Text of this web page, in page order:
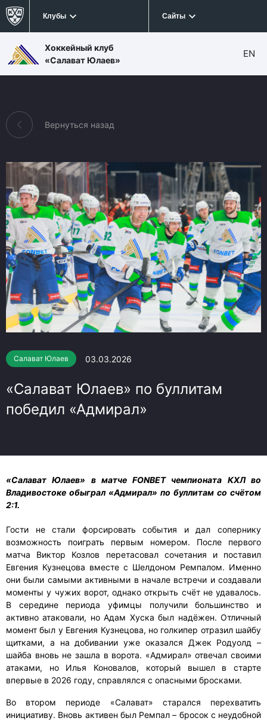
Клубы Сайты
Хоккейный клуб
«Салават Юлаев»
EN
Вернуться назад
Салават Юлаев 03.03.2026
«Салават Юлаев» по буллитам
победил «Адмирал»
«Салават Юлаев» в матче FONBET чемпионата КХЛ во
Владивостоке обыграл «Адмирал» по буллитам со счётом
2:1.
Гости не стали форсировать события и дал сопернику
возможность поиграть первым номером. После первого
матча Виктор Козлов перетасовал сочетания и поставил
Евгения Кузнецова вместе с Шелдоном Ремпалом. Именно
они были самыми активными в начале встречи и создавали
моменты у чужих ворот, однако открыть счёт не удавалось.
В середине периода уфимцы получили большинство и
активно атаковали, но Адам Хуска был надёжен. Отличный
момент был у Евгения Кузнецова, но голкипер отразил шайбу
щитками, а на добивании уже оказался Джек Родуолд –
шайба вновь не зашла в ворота. «Адмирал» отвечал своими
атаками, но Илья Коновалов, который вышел в старте
впервые в 2026 году, справлялся с опасными бросками.
Во втором периоде «Салават» старался перехватить
инициативу. Вновь активен был Ремпал – бросок с неудобной